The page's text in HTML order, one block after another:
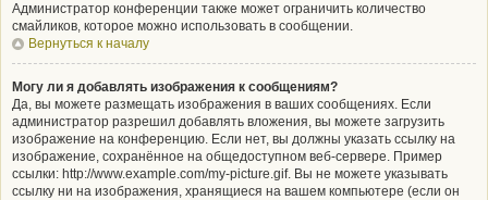
Администратор конференции также может ограничить количество
смайликов, которое можно использовать в сообщении.
Вернуться к началу
Могу ли я добавлять изображения к сообщениям?
Да, вы можете размещать изображения в ваших сообщениях. Если
администратор разрешил добавлять вложения, вы можете загрузить
изображение на конференцию. Если нет, вы должны указать ссылку на
изображение, сохранённое на общедоступном веб-сервере. Пример
ссылки: http://www.example.com/my-picture.gif. Вы не можете указывать
ссылку ни на изображения, хранящиеся на вашем компьютере (если он